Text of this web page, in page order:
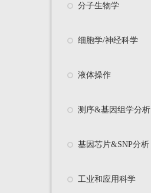
分子生物学
细胞学/神经科学
液体操作
测序&基因组学分析
基因芯片&SNP分析
工业和应用科学